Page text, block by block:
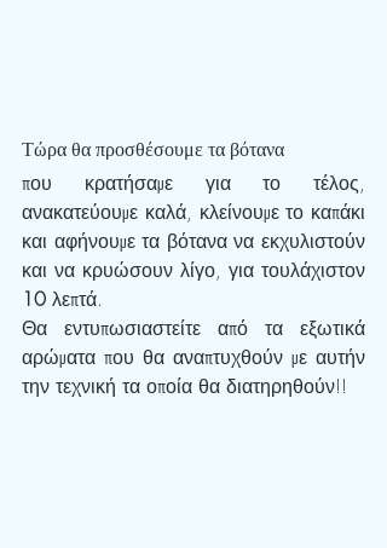
Τώρα θα προσθέσουμε τα βότανα
που κρατήσαμε για το τέλος,
ανακατεύουμε καλά, κλείνουμε το καπάκι
και αφήνουμε τα βότανα να εκχυλιστούν
10 λεπτά.
Θα εντυπωσιαστείτε από τα εξωτικά
αρώματα που θα αναπτυχθούν με αυτήν
την τεχνική τα οποία θα διατηρηθούν!!